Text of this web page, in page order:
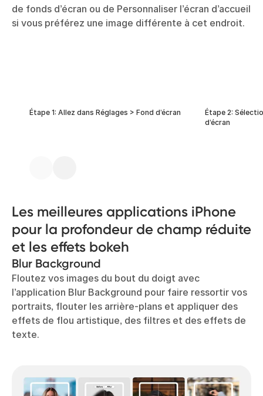
de fonds d’écran ou de Personnaliser l’écran d’accueil
si vous préférez une image différente à cet endroit.
Étape 1: Allez dans Réglages > Fond d’écran
Étape 2:
d’écran
Les meilleures applications iPhone
pour la profondeur de champ réduite
et les effets bokeh
Blur Background
Floutez vos images du bout du doigt avec
l’application Blur Background pour faire ressortir vos
portraits, flouter les arrière-plans et appliquer des
effets de flou artistique, des filtres et des effets de
texte.